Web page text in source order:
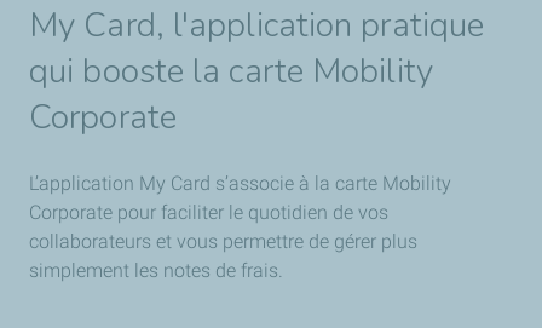
My Card, l'application pratique
qui booste la carte Mobility
Corporate
L’application My Card s’associe à la carte Mobility
Corporate pour faciliter le quotidien de vos
collaborateurs et vous permettre de gérer plus
simplement les notes de frais.